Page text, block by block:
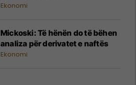
Ekonomi
Mickoski: Të hënën do të bëhen
analiza për derivatet e naftës
Ekonomi